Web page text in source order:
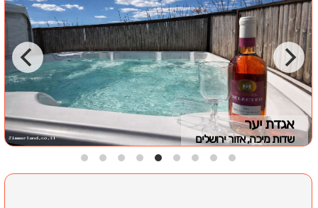
אגדת יער
שדות מיכה, אזור ירושלים